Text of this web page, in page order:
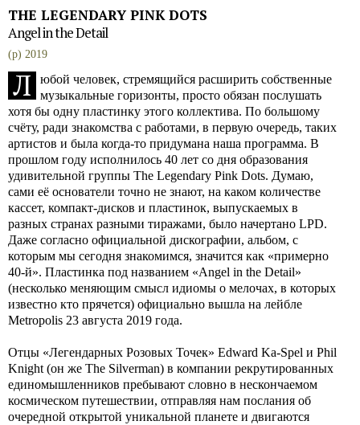
THE LEGENDARY PINK DOTS
Angel in the Detail
(p) 2019
Л
юбой человек, стремящийся расширить собственные
музыкальные горизонты, просто обязан послушать
хотя бы одну пластинку этого коллектива. По большому
счёту, ради знакомства с работами, в первую очередь, таких
артистов и была когда-то придумана наша программа. В
прошлом году исполнилось 40 лет со дня образования
удивительной группы The Legendary Pink Dots. Думаю,
сами её основатели точно не знают, на каком количестве
кассет, компакт-дисков и пластинок, выпускаемых в
разных странах разными тиражами, было начертано LPD.
Даже согласно официальной дискографии, альбом, с
которым мы сегодня знакомимся, значится как «примерно
40-й». Пластинка под названием «Angel in the Detail»
(несколько меняющим смысл идиомы о мелочах, в которых
известно кто прячется) официально вышла на лейбле
Metropolis 23 августа 2019 года.
Отцы «Легендарных Розовых Точек» Edward Ka-Spel и Phil
Knight (он же The Silverman) в компании рекрутированных
единомышленников пребывают словно в нескончаемом
космическом путешествии, отправляя нам послания об
очередной открытой уникальной планете и двигаются